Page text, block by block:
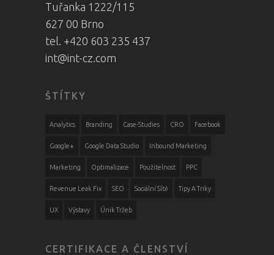
Tuřanka 1222/115
627 00 Brno
tel. +420 603 235 437
int@int-cz.com
ŠTÍTKY
Analytics Branding Case-Studies CRO Facebook
Google+ Google Data Studio Inbound Marketing
Marketing Optimalizace Použitelnost PPC
Revenue Leak Fix SEO Sociální Sítě Tipy A Triky
UX Výstavy Únik Tržeb
CERTIFIKACE A ČLENSTVÍ